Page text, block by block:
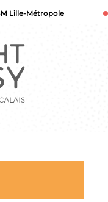
Lille-Métropole